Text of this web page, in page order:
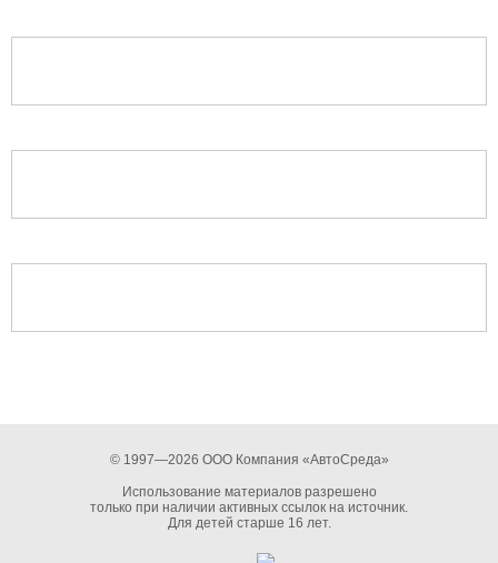
© 1997—2026 ООО Компания «АвтоСреда»
Использование материалов разрешено
только при наличии активных ссылок на источник.
Для детей старше 16 лет.